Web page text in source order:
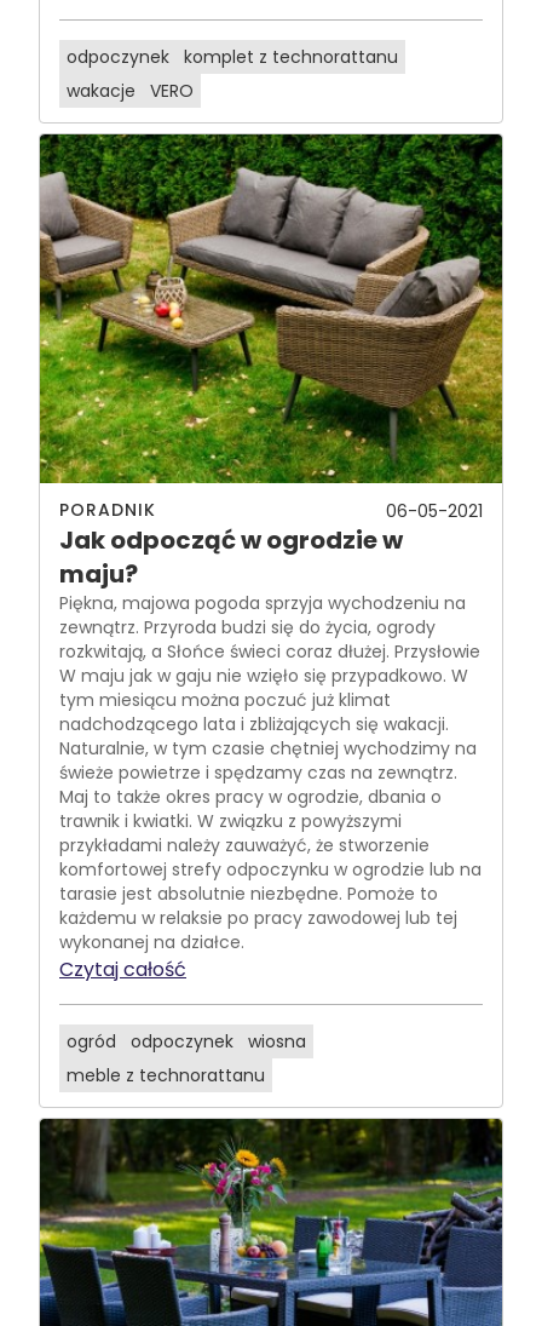
odpoczynek komplet z technorattanu
wakacje
VERO
PORADNIK 06-05-2021
Jak odpocząć w ogrodzie w
maju?
Piękna, majowa pogoda sprzyja wychodzeniu na
zewnątrz. Przyroda budzi się do życia, ogrody
rozkwitają, a Słońce świeci coraz dłużej. Przysłowie
W maju jak w gaju nie wzięło się przypadkowo. W
tym miesiącu można poczuć już klimat
nadchodzącego lata i zbliżających się wakacji.
Naturalnie, w tym czasie chętniej wychodzimy na
świeże powietrze i spędzamy czas na zewnątrz.
Maj to także okres pracy w ogrodzie, dbania o
trawnik i kwiatki. W związku z powyższymi
przykładami należy zauważyć, że stworzenie
komfortowej strefy odpoczynku w ogrodzie lub na
tarasie jest absolutnie niezbędne. Pomoże to
każdemu w relaksie po pracy zawodowej lub tej
wykonanej na działce.
Czytaj całość
ogród odpoczynek wiosna
meble z technorattanu